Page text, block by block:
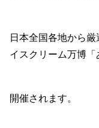
日本全国各地から
イスクリーム万博
開催されます。